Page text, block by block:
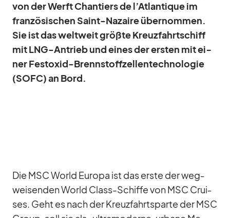
von der Werft Chan­tiers de l’At­lan­tique im
fran­zö­si­schen Saint-Na­zaire über­nom­men.
Sie ist das welt­weit größte Kreuz­fahrt­schiff
mit LNG-An­trieb und ei­nes der ers­ten mit ei­
ner Fest­oxid-Brenn­stoff­zel­len­tech­no­lo­gie
(SOFC) an Bord.
Die MSC World Eu­ropa ist das erste der weg­
wei­sen­den World Class-Schiffe von MSC Crui­
ses. Geht es nach der Kreuz­fahrts­parte der MSC